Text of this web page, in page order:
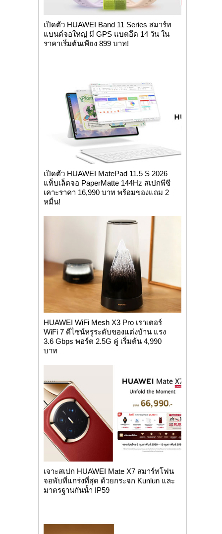
เปิดตัว HUAWEI Band 11 Series สมาร์ท
แบนด์จอใหญ่ มี GPS แบตอึด 14 วัน ใน
ราคาเริ่มต้นเพียง 899 บาท!
เปิดตัว HUAWEI MatePad 11.5 S 2026
แท็บเล็ตจอ PaperMatte 144Hz สเปกพีซี
เคาะราคา 16,990 บาท พร้อมของแถม 2
หมื่น!
HUAWEI WiFi Mesh X3 Pro เราเตอร์
WiFi 7 ดีไซน์หรูระดับของแต่งบ้าน แรง
3.6 Gbps พอร์ต 2.5G คู่ เริ่มต้น 4,990
บาท
เจาะสเปก HUAWEI Mate X7 สมาร์ทโฟน
จอพับที่แกร่งที่สุด ด้วยกระจก Kunlun และ
มาตรฐานกันน้ำ IP59